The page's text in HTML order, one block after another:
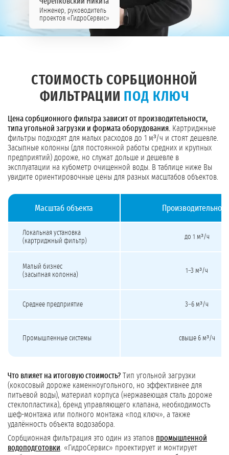
Инженер, руководитель
проектов «ГидроСервис»
СТОИМОСТЬ СОРБЦИОННОЙ
ФИЛЬТРАЦИИ ПОД КЛЮЧ
Цена сорбционного фильтра зависит от производительности,
типа угольной загрузки и формата оборудования. Картриджные
фильтры подходят для малых расходов до 1 м³/ч и стоят дешевле.
Засыпные колонны (для постоянной работы средних и крупных
предприятий) дороже, но служат дольше и дешевле в
эксплуатации на кубометр очищенной воды. В таблице ниже Вы
увидите ориентировочные цены для разных масштабов объектов.
Масштаб объекта
Локальная установка
(картриджный фильтр)
до 1 м³/ч
Малый бизнес
(засыпная колонна)
1–3 м³/ч
Среднее предприятие 3–6 м³/ч
Промышленные системы свыше 6 м³/ч
Что влияет на итоговую стоимость? Тип угольной загрузки
(кокосовый дороже каменноугольного, но эффективнее для
питьевой воды), материал корпуса (нержавеющая сталь дороже
стеклопластика), бренд управляющего клапана, необходимость
шеф-монтажа или полного монтажа «под ключ», а также
удалённость объекта водозабора.
Сорбционная фильтрация это один из этапов промышленной
водоподготовки . «ГидроСервис» проектирует и монтирует